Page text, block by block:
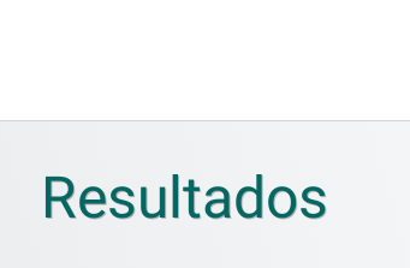
Resultados